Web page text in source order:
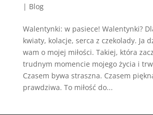
| Blog
Walentynki: w pasiece! Walentynki?
kwiaty, kolacje, serca z czekolady. Ja
wam o mojej miłości. Takiej, która
trudnym momencie mojego życia i
Czasem bywa straszna. Czasem
prawdziwa. To miłość do...